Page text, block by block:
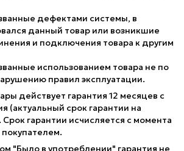
дефектами системы, в
данный товар или возникшие
и подключения товара к другим
использованием товара не по
правил эксплуатации.
действует гарантия 12 месяцев с
(актуальный срок гарантии на
гарантии исчисляется с момента
"Было в употреблении" гарантия не